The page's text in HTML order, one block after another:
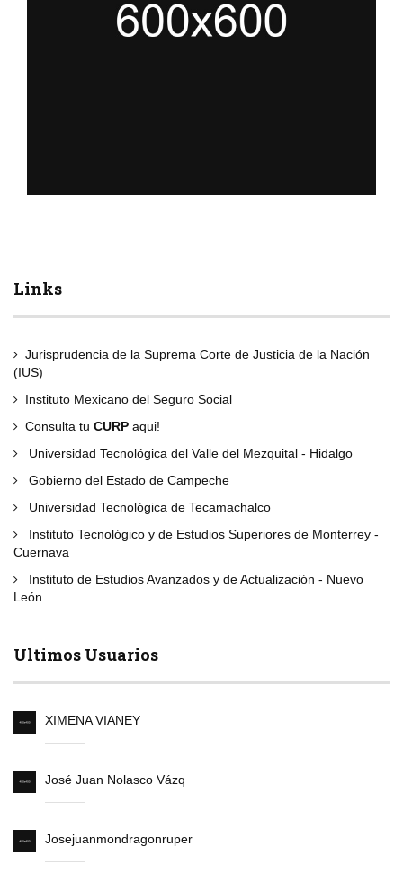
Links
Jurisprudencia de la Suprema Corte de Justicia de la Nación
(IUS)
Instituto Mexicano del Seguro Social
Consulta tu CURP aqui!
Universidad Tecnológica del Valle del Mezquital - Hidalgo
Gobierno del Estado de Campeche
Universidad Tecnológica de Tecamachalco
Instituto Tecnológico y de Estudios Superiores de Monterrey -
Cuernava
Instituto de Estudios Avanzados y de Actualización - Nuevo
León
Ultimos Usuarios
XIMENA VIANEY
José Juan Nolasco Vázq
Josejuanmondragonruper